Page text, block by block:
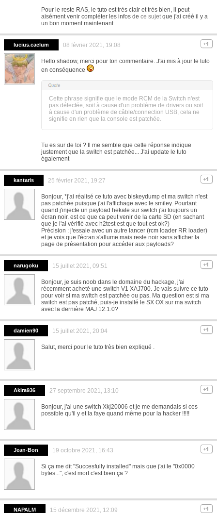
Pour le reste RAS, le tuto est très clair et très bien, il peut
aisément venir compléter les infos de ce sujet que j'ai créé il y a
un bon moment maintenant.
lucius.caelum 08 février 2021, 19:08
Hello shadow, merci pour ton commentaire. J'ai mis à jour le tuto
en conséquence
Cette phrase signifie que le mode RCM de la Switch n'est
pas détectée, soit à cause d'un problème de drivers ou soit
à cause d'un problème de câble/connection USB, cela ne
signifie en rien que la console est patchée.
Tu es sur de toi ? Il me semble que cette réponse indique
justement que la switch est patchée... J'ai update le tuto
également
kantaris 25 février 2021, 19:27
Bonjour, *j'ai réalisé ce tuto avec biskeydump et ma switch n'est
pas patchée puisque j'ai l'affichage avec le smiley. Pourtant
quand j'injecte un payload hekate sur switch j'ai toujours un
écran noir. est ce que ca peut venir de la carte SD (en sachant
que je l'ai vérifié avec h2test est que tout est ok?)
Précision : j'essaie avec un autre lancer (rcm loader RR loader)
et je vois que l'écran s'allume mais reste noir sans afficher la
page de présentation pour accéder aux payloads?
narugoku 15 juillet 2021, 09:51
Bonjour, je suis noob dans le domaine du hackage, j'ai
récemment acheté une switch V1 XAJ700. Je vais suivre ce tuto
pour voir si ma switch est patchée ou pas. Ma question est si ma
switch est pas patché, puis-je installé le SX OX sur ma switch
avec la dernière MAJ 12.1.0?
damien90 15 juillet 2021, 20:04
Salut, merci pour le tuto très bien expliqué .
Akira936 27 septembre 2021, 13:10
Bonjour, j'ai une switch Xkj20006 et je me demandais si ces
possible qu'il y et la faye quand même pour la hacker !!!!!
Jean-Bon 19 octobre 2021, 16:43
Si ça me dit "Succesfully installed" mais que j'ai le "0x0000
bytes...", c'est mort c'est bien ça ?
NAPALM 15 décembre 2021, 12:09